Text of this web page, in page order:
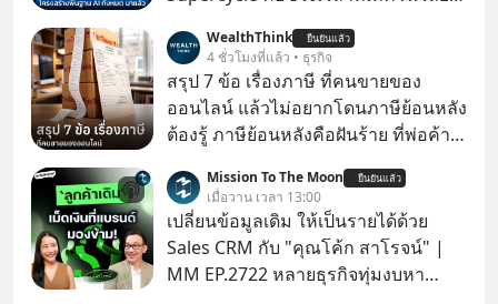
เคลื่อนหลัก ของการเติบโตทาง
เศรษฐกิจ และวิถีชีวิตของผู้คนอย่าง
ยาวนานต่อจากนี้
WealthThink ยืนยันแล้ว
4 ชั่วโมงที่แล้ว • ธุรกิจ
สรุป 7 ข้อ เรื่องภาษี ที่คนขายของ
ออนไลน์ แล้วไม่อยากโดนภาษีย้อนหลัง
ต้องรู้ ภาษีย้อนหลังคือฝันร้าย ที่พ่อค้า
Mission To The Moon ยืนยันแล้ว
เมื่อวาน เวลา 13:00
เปลี่ยนข้อมูลเดิม ให้เป็นรายได้ด้วย
Sales CRM กับ "คุณโค้ก สาโรจน์" |
MM EP.2722 หลายธุรกิจทุ่มงบหา